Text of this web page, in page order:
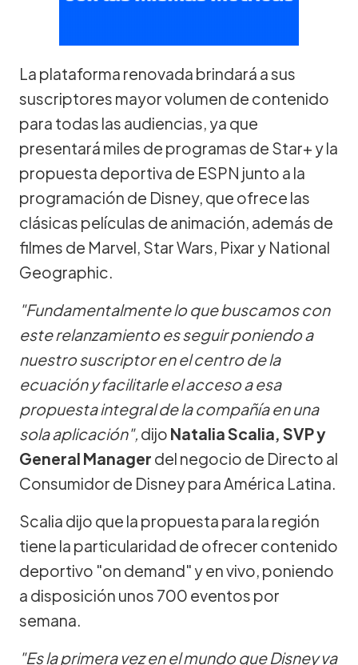
La plataforma renovada brindará a sus
suscriptores mayor volumen de contenido
para todas las audiencias, ya que
presentará miles de programas de Star+ y la
propuesta deportiva de ESPN junto a la
programación de Disney, que ofrece las
clásicas películas de animación, además de
filmes de Marvel, Star Wars, Pixar y National
Geographic.
"Fundamentalmente lo que buscamos con
este relanzamiento es seguir poniendo a
nuestro suscriptor en el centro de la
ecuación y facilitarle el acceso a esa
propuesta integral de la compañía en una
sola aplicación", dijo Natalia Scalia, SVP y
General Manager del negocio de Directo al
Consumidor de Disney para América Latina.
Scalia dijo que la propuesta para la región
tiene la particularidad de ofrecer contenido
deportivo "on demand" y en vivo, poniendo
a disposición unos 700 eventos por
semana.
"Es la primera vez en el mundo que Disney va